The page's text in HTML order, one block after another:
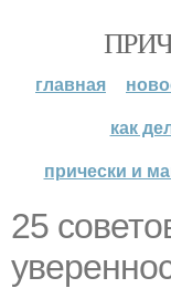
главная
как
прически и
25